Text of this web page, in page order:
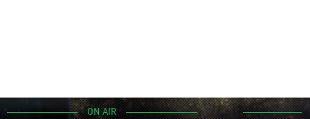
ON AIR